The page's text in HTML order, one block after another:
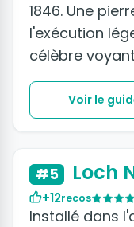
1846. Une
l'exécution
célèbre
Voir le
#5 Loch
+12recos
Installé dans